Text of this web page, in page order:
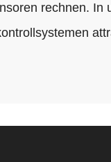
rechnen. In